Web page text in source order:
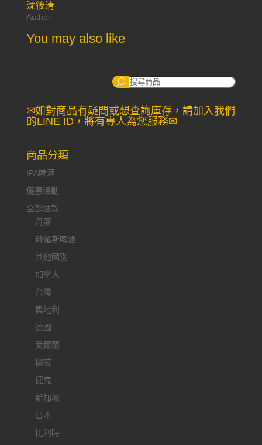
沈筱清
Author
You may also like
搜
✉如對商品有疑問或想查詢庫存，請加入我們
的LINE ID，將有專人為您服務✉
商品分類
IPA啤酒
優惠活動
全部酒款
丹麥
俄羅斯啤酒
其他國別
加拿大
台灣
奧地利
德國
愛爾蘭
挪威
捷克
新加坡
日本
比利時